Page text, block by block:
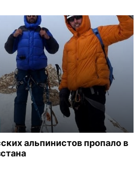
альпинистов пропало в